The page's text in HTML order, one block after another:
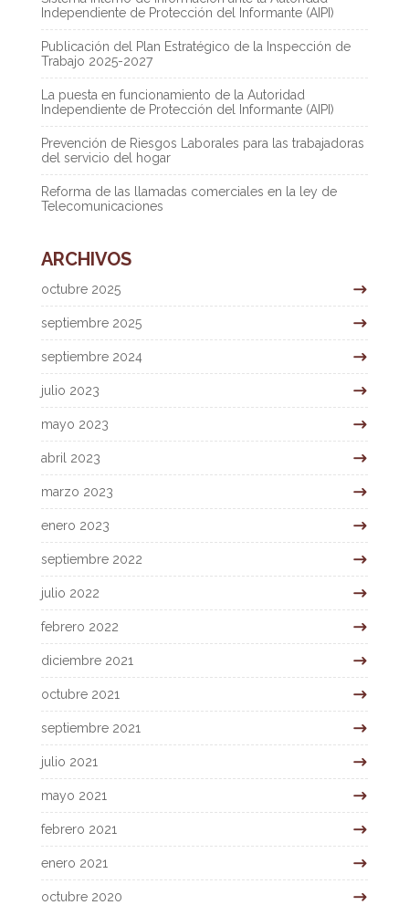
Independiente de Protección del Informante (AIPI)
Publicación del Plan Estratégico de la Inspección de
Trabajo 2025-2027
La puesta en funcionamiento de la Autoridad
Independiente de Protección del Informante (AIPI)
Prevención de Riesgos Laborales para las trabajadoras
del servicio del hogar
Reforma de las llamadas comerciales en la ley de
Telecomunicaciones
ARCHIVOS
octubre 2025
septiembre 2025
septiembre 2024
julio 2023
mayo 2023
abril 2023
marzo 2023
enero 2023
septiembre 2022
julio 2022
febrero 2022
diciembre 2021
octubre 2021
septiembre 2021
julio 2021
mayo 2021
febrero 2021
enero 2021
octubre 2020